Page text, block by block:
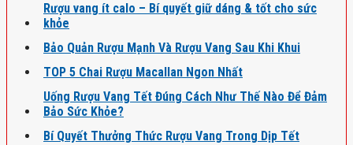
Rượu vang ít calo – Bí quyết giữ dáng & tốt cho sức
khỏe
Bảo Quản Rượu Mạnh Và Rượu Vang Sau Khi Khui
TOP 5 Chai Rượu Macallan Ngon Nhất
Uống Rượu Vang Tết Đúng Cách Như Thế Nào Để Đảm
Bảo Sức Khỏe?
Bí Quyết Thưởng Thức Rượu Vang Trong Dịp Tết